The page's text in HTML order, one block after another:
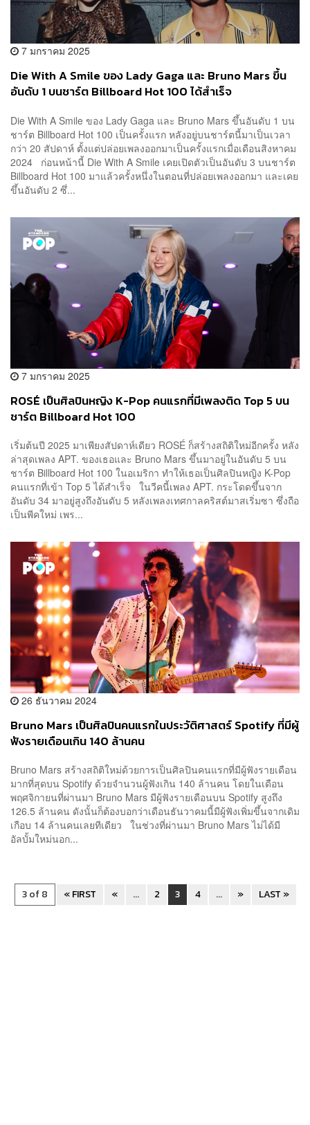
7 มกราคม 2025
Die With A Smile ของ Lady Gaga และ Bruno Mars ขึ้น
อันดับ 1 บนชาร์ต Billboard Hot 100 ได้สำเร็จ
Die With A Smile ของ Lady Gaga และ Bruno Mars ขึ้นอันดับ 1 บน
ชาร์ต Billboard Hot 100 เป็นครั้งแรก หลังอยู่บนชาร์ตนี้มาเป็นเวลา
กว่า 20 สัปดาห์ ตั้งแต่ปล่อยเพลงออกมาเป็นครั้งแรกเมื่อเดือนสิงหาคม
2024 ก่อนหน้านี้ Die With A Smile เคยเปิดตัวเป็นอันดับ 3 บนชาร์ต
Billboard Hot 100 มาแล้วครั้งหนึ่งในตอนที่ปล่อยเพลงออกมา และเคย
ขึ้นอันดับ 2 ซึ่...
7 มกราคม 2025
ROSÉ เป็นศิลปินหญิง K-Pop คนแรกที่มีเพลงติด Top 5 บน
ชาร์ต Billboard Hot 100
เริ่มต้นปี 2025 มาเพียงสัปดาห์เดียว ROSÉ ก็สร้างสถิติใหม่อีกครั้ง หลัง
ล่าสุดเพลง APT. ของเธอและ Bruno Mars ขึ้นมาอยู่ในอันดับ 5 บน
ชาร์ต Billboard Hot 100 ในอเมริกา ทำให้เธอเป็นศิลปินหญิง K-Pop
คนแรกที่เข้า Top 5 ได้สำเร็จ ในวีคนี้เพลง APT. กระโดดขึ้นจาก
อันดับ 34 มาอยู่สูงถึงอันดับ 5 หลังเพลงเทศกาลคริสต์มาสเริ่มซา ซึ่งถือ
เป็นพีคใหม่ เพร...
26 ธันวาคม 2024
Bruno Mars เป็นศิลปินคนแรกในประวัติศาสตร์ Spotify ที่มีผู้
ฟังรายเดือนเกิน 140 ล้านคน
Bruno Mars สร้างสถิติใหม่ด้วยการเป็นศิลปินคนแรกที่มีผู้ฟังรายเดือน
มากที่สุดบน Spotify ด้วยจำนวนผู้ฟังเกิน 140 ล้านคน โดยในเดือน
พฤศจิกายนที่ผ่านมา Bruno Mars มีผู้ฟังรายเดือนบน Spotify สูงถึง
126.5 ล้านคน ดังนั้นก็ต้องบอกว่าเดือนธันวาคมนี้มีผู้ฟังเพิ่มขึ้นจากเดิม
เกือบ 14 ล้านคนเลยทีเดียว ในช่วงที่ผ่านมา Bruno Mars ไม่ได้มี
อัลบั้มใหม่นอก...
3 of 8 « FIRST « ... 2 3 4 ... » LAST »